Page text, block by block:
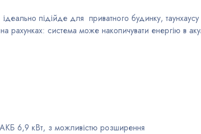
ідеально підійде для приватного будинку,
рахунках: система може накопичувати енергію в
6,9 кВт, з можливістю розширення